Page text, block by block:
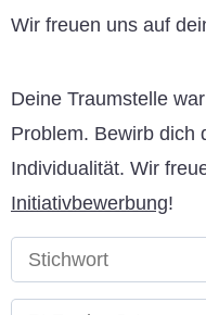
Wir freuen uns auf
Deine Traumstelle
Problem. Bewirb dich
Individualität. Wir
Initiativbewerbung!